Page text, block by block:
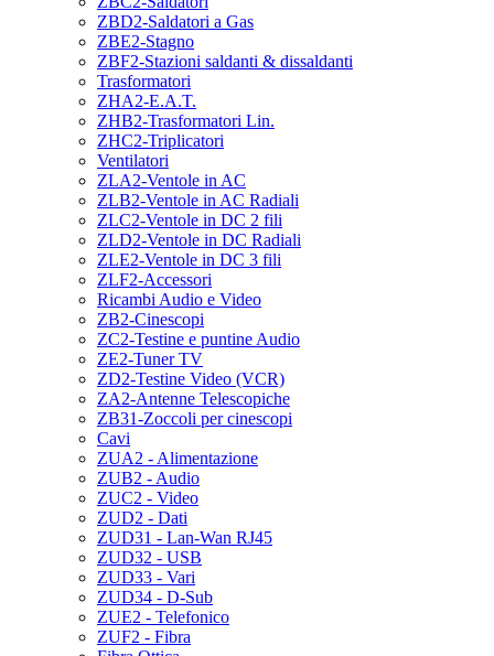
ZBD2-Saldatori a Gas
ZBE2-Stagno
ZBF2-Stazioni saldanti & dissaldanti
Trasformatori
ZHA2-E.A.T.
ZHB2-Trasformatori Lin.
ZHC2-Triplicatori
Ventilatori
ZLA2-Ventole in AC
ZLB2-Ventole in AC Radiali
ZLC2-Ventole in DC 2 fili
ZLD2-Ventole in DC Radiali
ZLE2-Ventole in DC 3 fili
ZLF2-Accessori
Ricambi Audio e Video
ZB2-Cinescopi
ZC2-Testine e puntine Audio
ZE2-Tuner TV
ZD2-Testine Video (VCR)
ZA2-Antenne Telescopiche
ZB31-Zoccoli per cinescopi
Cavi
ZUA2 - Alimentazione
ZUB2 - Audio
ZUC2 - Video
ZUD2 - Dati
ZUD31 - Lan-Wan RJ45
ZUD32 - USB
ZUD33 - Vari
ZUD34 - D-Sub
ZUE2 - Telefonico
ZUF2 - Fibra